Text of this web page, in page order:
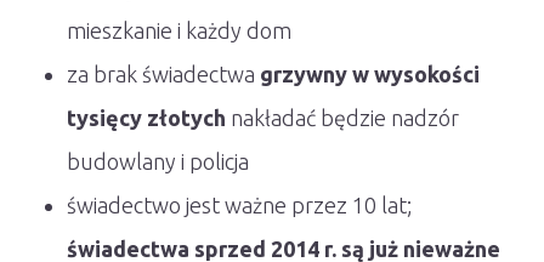
mieszkanie i każdy dom
za brak świadectwa grzywny w wysokości
tysięcy złotych nakładać będzie nadzór
budowlany i policja
świadectwo jest ważne przez 10 lat;
świadectwa sprzed 2014 r. są już nieważne